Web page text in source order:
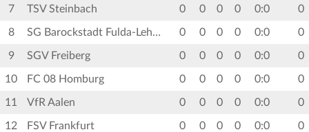
7 TSV Steinbach 0 0 0 0 0:0 0
8 SG Barockstadt Fulda-Lehnerz 0 0 0 0 0:0 0
9 SGV Freiberg 0 0 0 0 0:0 0
10 FC 08 Homburg 0 0 0 0 0:0 0
11 VfR Aalen 0 0 0 0 0:0 0
12 FSV Frankfurt 0 0 0 0 0:0 0